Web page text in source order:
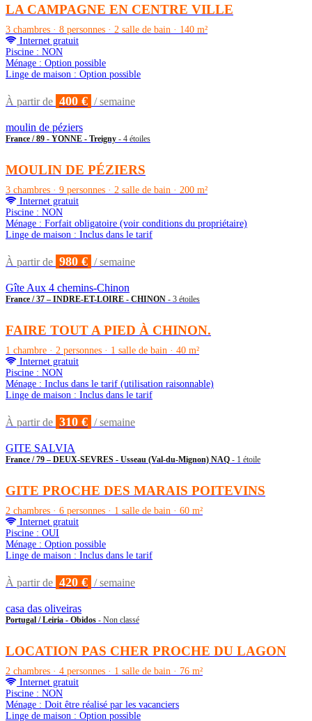
LA CAMPAGNE EN CENTRE VILLE
3 chambres · 8 personnes · 2 salle de bain · 140 m²
Internet gratuit
Piscine : NON
Ménage : Option possible
Linge de maison : Option possible
À partir de 400 € / semaine
moulin de péziers
France / 89 - YONNE - Treigny - 4 étoiles
MOULIN DE PÉZIERS
3 chambres · 9 personnes · 2 salle de bain · 200 m²
Internet gratuit
Piscine : NON
Ménage : Forfait obligatoire (voir conditions du propriétaire)
Linge de maison : Inclus dans le tarif
À partir de 980 € / semaine
Gîte Aux 4 chemins-Chinon
France / 37 – INDRE-ET-LOIRE - CHINON - 3 étoiles
FAIRE TOUT A PIED À CHINON.
1 chambre · 2 personnes · 1 salle de bain · 40 m²
Internet gratuit
Piscine : NON
Ménage : Inclus dans le tarif (utilisation raisonnable)
Linge de maison : Inclus dans le tarif
À partir de 310 € / semaine
GITE SALVIA
France / 79 – DEUX-SEVRES - Usseau (Val-du-Mignon) NAQ - 1 étoile
GITE PROCHE DES MARAIS POITEVINS
2 chambres · 6 personnes · 1 salle de bain · 60 m²
Internet gratuit
Piscine : OUI
Ménage : Option possible
Linge de maison : Inclus dans le tarif
À partir de 420 € / semaine
casa das oliveiras
Portugal / Leiria - Obidos - Non classé
LOCATION PAS CHER PROCHE DU LAGON
2 chambres · 4 personnes · 1 salle de bain · 76 m²
Internet gratuit
Piscine : NON
Ménage : Doit être réalisé par les vacanciers
Linge de maison : Option possible